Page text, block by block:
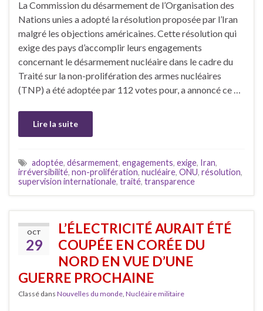
La Commission du désarmement de l’Organisation des
Nations unies a adopté la résolution proposée par l’Iran
malgré les objections américaines. Cette résolution qui
exige des pays d’accomplir leurs engagements
concernant le désarmement nucléaire dans le cadre du
Traité sur la non-prolifération des armes nucléaires
(TNP) a été adoptée par 112 votes pour, a annoncé ce …
Lire la suite
adoptée, désarmement, engagements, exige, Iran,
irréversibilité, non-prolifération, nucléaire, ONU, résolution,
supervision internationale, traité, transparence
OCT
29
L’ÉLECTRICITÉ AURAIT ÉTÉ
COUPÉE EN CORÉE DU
NORD EN VUE D’UNE
GUERRE PROCHAINE
Classé dans Nouvelles du monde, Nucléaire militaire